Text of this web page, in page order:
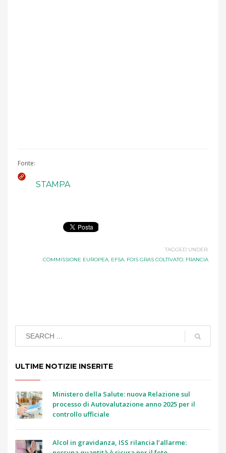
Fonte:
STAMPA
TAGGED UNDER:
COMMISSIONE EUROPEA, EFSA, FOIS GRAS COLTIVATO, FRANCIA
ULTIME NOTIZIE INSERITE
Ministero della Salute: nuova Relazione sul
processo di Autovalutazione anno 2025 per il
controllo ufficiale
Alcol in gravidanza, ISS rilancia l’allarme: